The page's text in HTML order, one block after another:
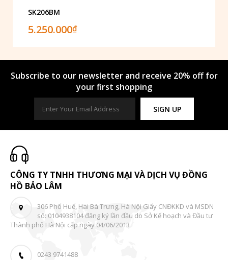
SK206BM
5.250.000₫
Subscribe to our newsletter and receive 20% off for
your first shopping
SIGN UP
CÔNG TY TNHH THƯƠNG MẠI VÀ DỊCH VỤ ĐỒNG
HỒ BẢO LÂM
306 Phố Huế, Hai Bà Trưng, Hà Nội Giấy CNĐKKD và MSDN
số: 0104938104 đăng ký lần đầu do Sở Kế hoạch và Đầu tư
Thành phố Hà Nội cấp ngày 04/06/2013
0243 9741488